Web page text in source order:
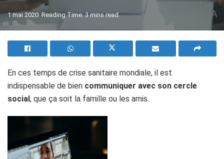
1 mai 2020 Reading Time: 3 mins read A
En ces temps de crise sanitaire mondiale, il est
indispensable de bien communiquer avec son cercle
social, que ça soit la famille ou les amis.